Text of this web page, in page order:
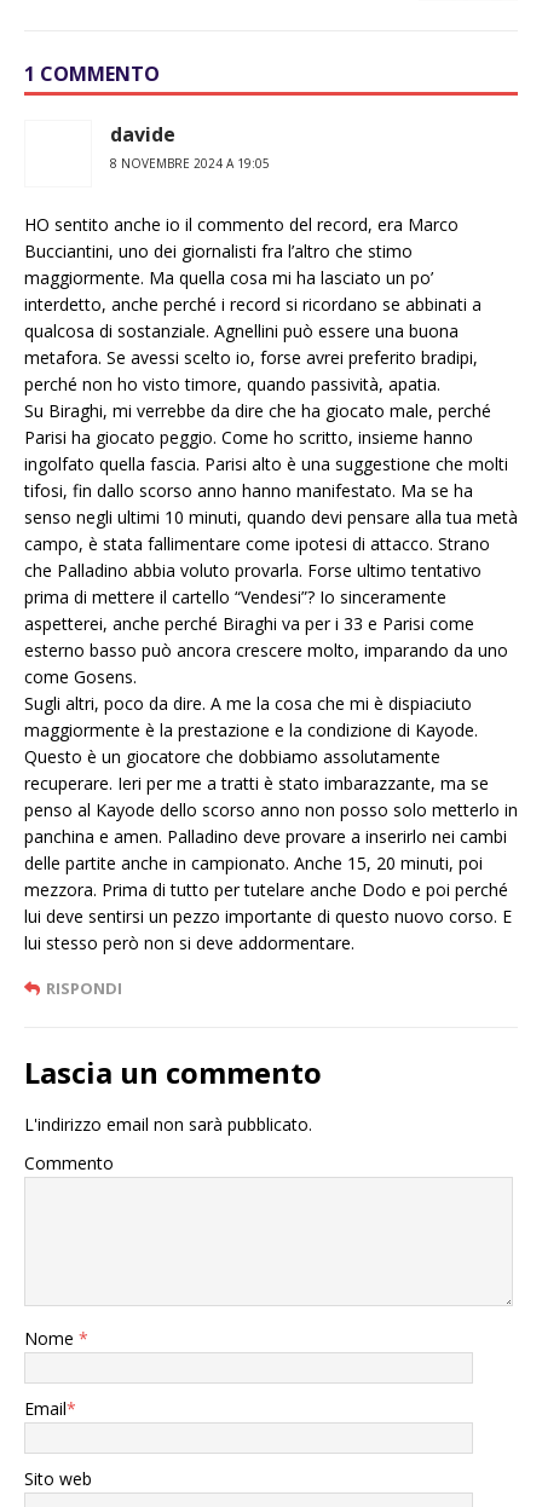
1 COMMENTO
davide
8 NOVEMBRE 2024 A 19:05
HO sentito anche io il commento del record, era Marco
Bucciantini, uno dei giornalisti fra l’altro che stimo
maggiormente. Ma quella cosa mi ha lasciato un po’
interdetto, anche perché i record si ricordano se abbinati a
qualcosa di sostanziale. Agnellini può essere una buona
metafora. Se avessi scelto io, forse avrei preferito bradipi,
perché non ho visto timore, quando passività, apatia.
Su Biraghi, mi verrebbe da dire che ha giocato male, perché
Parisi ha giocato peggio. Come ho scritto, insieme hanno
ingolfato quella fascia. Parisi alto è una suggestione che molti
tifosi, fin dallo scorso anno hanno manifestato. Ma se ha
senso negli ultimi 10 minuti, quando devi pensare alla tua metà
campo, è stata fallimentare come ipotesi di attacco. Strano
che Palladino abbia voluto provarla. Forse ultimo tentativo
prima di mettere il cartello “Vendesi”? Io sinceramente
aspetterei, anche perché Biraghi va per i 33 e Parisi come
esterno basso può ancora crescere molto, imparando da uno
come Gosens.
Sugli altri, poco da dire. A me la cosa che mi è dispiaciuto
maggiormente è la prestazione e la condizione di Kayode.
Questo è un giocatore che dobbiamo assolutamente
recuperare. Ieri per me a tratti è stato imbarazzante, ma se
penso al Kayode dello scorso anno non posso solo metterlo in
panchina e amen. Palladino deve provare a inserirlo nei cambi
delle partite anche in campionato. Anche 15, 20 minuti, poi
mezzora. Prima di tutto per tutelare anche Dodo e poi perché
lui deve sentirsi un pezzo importante di questo nuovo corso. E
lui stesso però non si deve addormentare.
RISPONDI
Lascia un commento
L'indirizzo email non sarà pubblicato.
Commento
Nome *
Email*
Sito web